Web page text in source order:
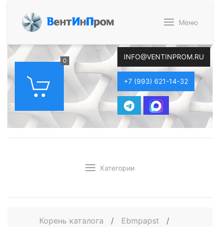
ВентИнПром Меню
0 INFO@VENTINPROM.RU
+7 (993) 621-14-32
Категории
Корень каталога / Ebmpapst
/